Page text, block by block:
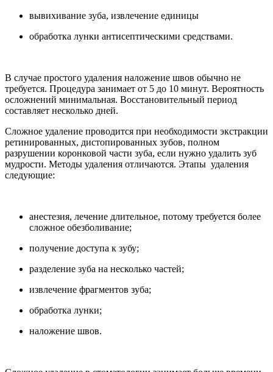
вывихивание зуба, извлечение единицы
обработка лунки антисептическими средствами.
В случае простого удаления наложение швов обычно не
требуется. Процедура занимает от 5 до 10 минут. Вероятность
осложнений минимальная. Восстановительный период
составляет несколько дней.
Сложное удаление проводится при необходимости экстракции
ретинированных, дистопированных зубов, полном
разрушении коронковой части зуба, если нужно удалить зуб
мудрости. Методы удаления отличаются. Этапы удаления
следующие:
анестезия, лечение длительное, потому требуется более
сложное обезболивание;
получение доступа к зубу;
разделение зуба на несколько частей;
извлечение фрагментов зуба;
обработка лунки;
наложение швов.